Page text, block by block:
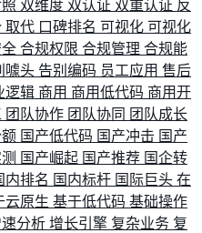
双维度 双认证 双重认证 反
取代 口碑排名 可视化 可视化
合规权限 合规管理 合规能
噱头 告别编码 员工应用 售后
逻辑 商用 商用低代码 商用开
团队协作 团队协同 团队成长
国产低代码 国产冲击 国产
国产崛起 国产推荐 国企转
内排名 国内标杆 国际巨头 在
云原生 基于低代码 基础操作
分析 增长引擎 复杂业务 复